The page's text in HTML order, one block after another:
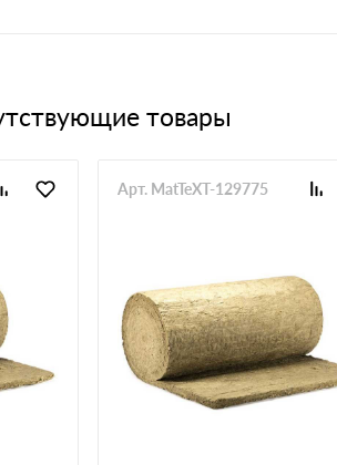
товары
Арт. MatTeXT-129775